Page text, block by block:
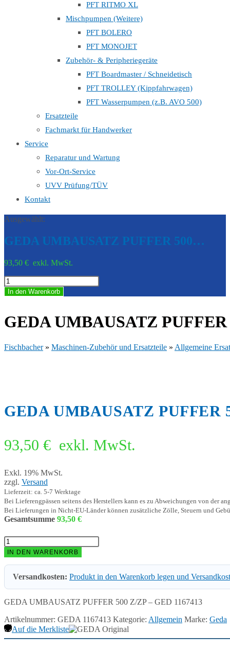
PFT RITMO XL
Mischpumpen (Weitere)
PFT BOLERO
PFT MONOJET
Zubehör- & Peripheriegeräte
PFT Boardmaster / Schneidetisch
PFT TROLLEY (Kippfahrwagen)
PFT Wasserpumpen (z.B. AVO 500)
Ersatzteile
Fachmarkt für Handwerker
Service
Reparatur und Wartung
Vor-Ort-Service
UVV Prüfung/TÜV
Kontakt
Ausgewählt:
GEDA UMBAUSATZ PUFFER 500…
93,50 € exkl. MwSt.
GEDA
UMBAUSATZ
PUFFER
Z/ZP
-
1167413
Menge
In den Warenkorb
GEDA UMBAUSATZ PUFFER
Fischbacher» Maschinen-Zubehör und Ersatzteile » Allgemeine
GEDA UMBAUSATZ PUFFER
93,50 € exkl. MwSt.
Exkl. 19% MwSt.
zzgl. Versand
Lieferzeit: ca. 5-7 Werktage
Bei Lieferengpässen seitens des Herstellers kann es zu Abweichungen von der
Bei Lieferungen in Nicht-EU-Länder können zusätzliche Zölle, Steuern und
Gesamtsumme 93,50 €
GEDA
UMBAUSATZ
PUFFER
500
Z/ZP
-
1167413
IN DEN WARENKORB
Versandkosten: Produkt in den Warenkorb legen und
GEDA UMBAUSATZ PUFFER 500 Z/ZP – GED 1167413
Artikelnummer: GEDA 1167413 Kategorie: Allgemein Marke: Geda
Auf die Merkliste